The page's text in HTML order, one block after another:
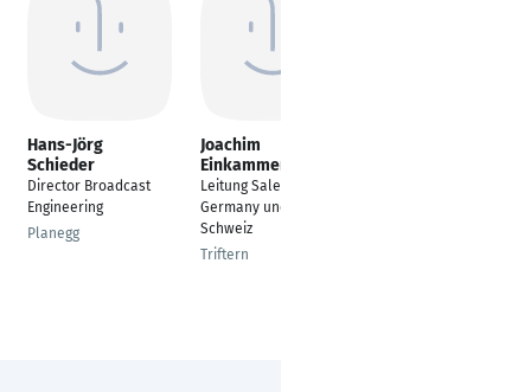
Hans-Jörg
Schieder
Director Broadcast
Engineering
Planegg
Joachim
Einkammerer MSc.
Leitung Sales Area
Germany und Branch
Schweiz
Triftern